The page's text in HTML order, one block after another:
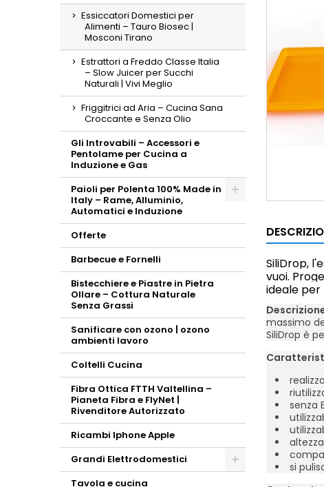
Essiccatori Domestici per
Alimenti – Tauro Biosec |
Mosconi Tirano
Estrattori a Freddo Classe Italia
– Slow Juicer per Succhi
Naturali | Vivi Meglio
Friggitrici ad Aria – Cucina Sana
Croccante e Senza Olio
Gli Introvabili – Accessori e
Pentolame per Cucina a
Induzione e Gas
Paioli per Polenta 100% Made in
Italy – Rame, Alluminio,
Automatici e Induzione
Offerte
Barbecue e Fornelli
Bistecchiere e Piastre in Pietra
Ollare – Cottura Naturale
Senza Grassi
Sanificare con ozono | ozono
ambienti lavoro
Coltelli Cucina
Fibra Ottica FTTH Valtellina –
Pianeta Fibra e FlyNet |
Rivenditore Autorizzato
Ricambi Iphone Apple
Grandi Elettrodomestici
Toggle
Tavola e cucina
SiliDrop,
vuoi.
ideale per
massimo
SiliDrop è
senza
si